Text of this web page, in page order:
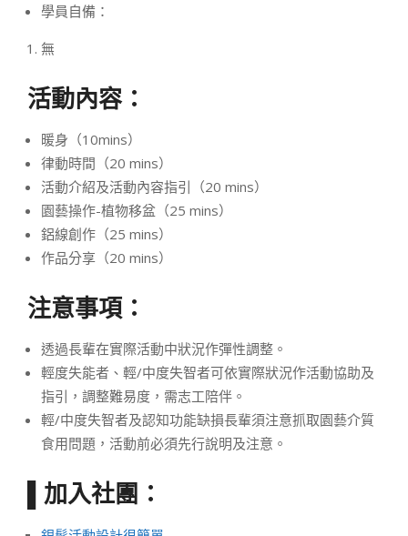
學員自備：
無
活動內容：
暖身（10mins）
律動時間（20 mins）
活動介紹及活動內容指引（20 mins）
園藝操作-植物移盆（25 mins）
鋁線創作（25 mins）
作品分享（20 mins）
注意事項：
透過長輩在實際活動中狀況作彈性調整。
輕度失能者、輕/中度失智者可依實際狀況作活動協助及
指引，調整難易度，需志工陪伴。
輕/中度失智者及認知功能缺損長輩須注意抓取園藝介質
食用問題，活動前必須先行說明及注意。
加入社團：